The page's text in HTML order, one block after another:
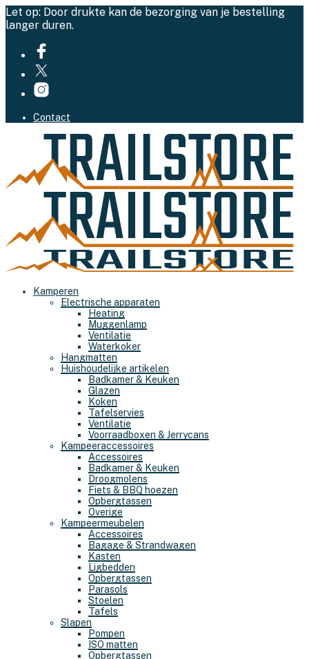
Let op: Door drukte kan de bezorging van je bestelling
langer duren.
Contact
Kamperen
Electrische apparaten
Heating
Muggenlamp
Ventilatie
Waterkoker
Hangmatten
Huishoudelijke artikelen
Badkamer & Keuken
Glazen
Koken
Tafelservies
Ventilatie
Voorraadboxen & Jerrycans
Kampeeraccessoires
Accessoires
Badkamer & Keuken
Droogmolens
Fiets & BBQ hoezen
Opbergtassen
Overige
Kampeermeubelen
Accessoires
Bagage & Strandwagen
Kasten
Ligbedden
Opbergtassen
Parasols
Stoelen
Tafels
Slapen
Pompen
ISO matten
Opbergtassen